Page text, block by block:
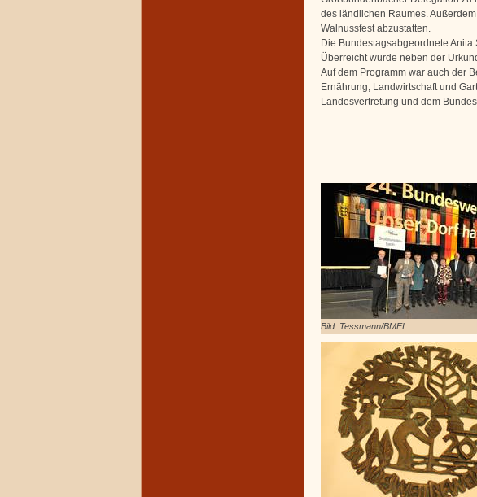
des ländlichen Raumes.
Walnussfest abzustatten.
Die Bundestagsabgeordnete
Überreicht wurde neben der
Auf dem Programm war auch der
Ernährung, Landwirtschaft und
Landesvertretung und dem
Bild: Tessmann/BMEL